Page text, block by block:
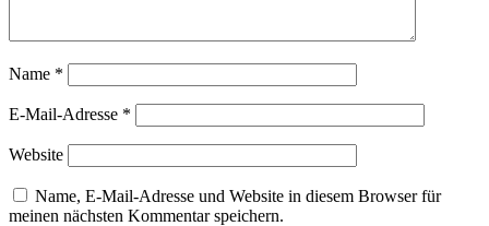
Name *
E-Mail-Adresse *
Website
Name, E-Mail-Adresse und Website in diesem Browser für
meinen nächsten Kommentar speichern.